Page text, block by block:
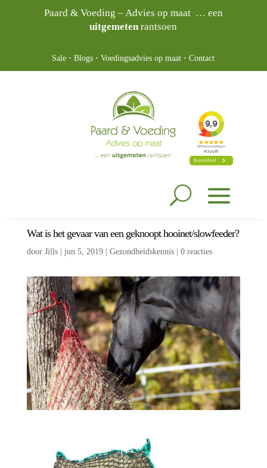
Paard & Voeding – Advies op maat … een
uitgemetenrantsoen
Sale ·Blogs ·Voedingsadvies op maat ·Contact
Wat is het gevaar van een geknoopt hooinet/slowfeeder?
door Jills| jun 5, 2019| Gezondheidskennis| 0 reacties